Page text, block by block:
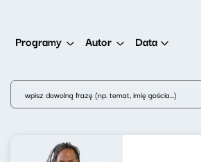
Programy Autor Data